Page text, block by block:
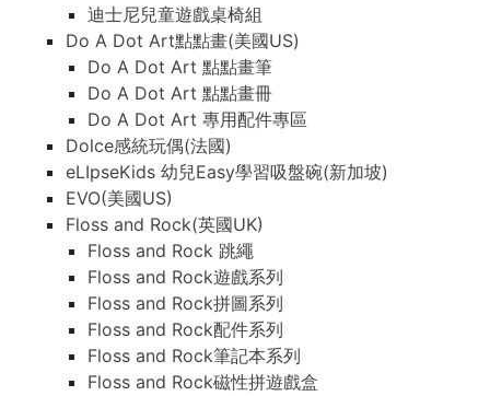
迪士尼兒童遊戲桌椅組
Do A Dot Art點點畫(美國US)
Do A Dot Art 點點畫筆
Do A Dot Art 點點畫冊
Do A Dot Art 專用配件專區
Dolce感統玩偶(法國)
eLIpseKids 幼兒Easy學習吸盤碗(新加坡)
EVO(美國US)
Floss and Rock(英國UK)
Floss and Rock 跳繩
Floss and Rock遊戲系列
Floss and Rock拼圖系列
Floss and Rock配件系列
Floss and Rock筆記本系列
Floss and Rock磁性拼遊戲盒